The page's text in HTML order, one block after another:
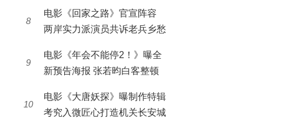
8
电影《回家之路》官宣阵容
两岸实力派演员共诉老兵乡愁
9
电影《年会不能停2！》曝全
新预告海报 张若昀白客整顿
10
电影《大唐妖探》曝制作特辑
考究入微匠心打造机关长安城